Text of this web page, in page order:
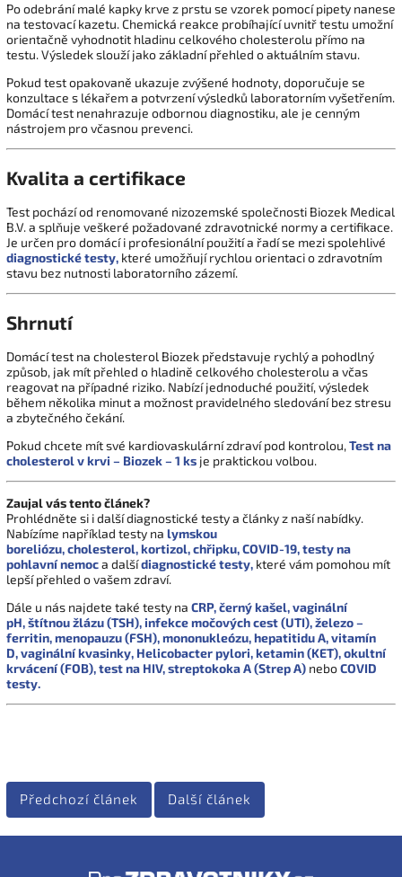
Po odebrání malé kapky krve z prstu se vzorek pomocí pipety nanese
na testovací kazetu. Chemická reakce probíhající uvnitř testu umožní
orientačně vyhodnotit hladinu celkového cholesterolu přímo na
testu. Výsledek slouží jako základní přehled o aktuálním stavu.
Pokud test opakovaně ukazuje zvýšené hodnoty, doporučuje se
konzultace s lékařem a potvrzení výsledků laboratorním vyšetřením.
Domácí test nenahrazuje odbornou diagnostiku, ale je cenným
nástrojem pro včasnou prevenci.
Kvalita a certifikace
Test pochází od renomované nizozemské společnosti Biozek Medical
B.V. a splňuje veškeré požadované zdravotnické normy a certifikace.
Je určen pro domácí i profesionální použití a řadí se mezi spolehlivé
diagnostické testy, které umožňují rychlou orientaci o zdravotním
stavu bez nutnosti laboratorního zázemí.
Shrnutí
Domácí test na cholesterol Biozek představuje rychlý a pohodlný
způsob, jak mít přehled o hladině celkového cholesterolu a včas
reagovat na případné riziko. Nabízí jednoduché použití, výsledek
během několika minut a možnost pravidelného sledování bez stresu
a zbytečného čekání.
Pokud chcete mít své kardiovaskulární zdraví pod kontrolou,Test na
cholesterol v krvi – Biozek – 1 ks je praktickou volbou.
Zaujal vás tento článek?
Prohlédněte si i další diagnostické testy a články z naší nabídky.
Nabízíme například testy na lymskou
boreliózu,cholesterol,kortizol,chřipku,COVID-19,testy na
pohlavní nemoca dalšídiagnostické testy, které vám pomohou mít
lepší přehled o vašem zdraví.
Dále u nás najdete také testy na CRP,černý kašel,vaginální
pH,štítnou žlázu (TSH), infekce močových cest (UTI),železo –
ferritin,menopauzu (FSH),mononukleózu,hepatitidu A,vitamín
D,vaginální kvasinky, Helicobacter pylori,ketamin (KET),okultní
krvácení (FOB),test na HIV,streptokoka A (Strep A) neboCOVID
testy.
Předchozí článek Další článek